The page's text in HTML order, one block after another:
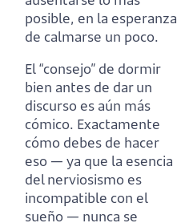
posible, en la esperanza
de calmarse un poco.
El “consejo” de dormir
bien antes de dar un
discurso es aún más
cómico. Exactamente
cómo debes de hacer
eso — ya que la esencia
del nerviosismo es
incompatible con el
sueño — nunca se